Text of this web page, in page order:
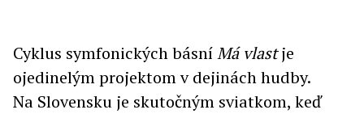
Cyklus symfonických básníMá vlastje
ojedinelým projektom v dejinách hudby.
Na Slovensku je skutočným sviatkom, keď